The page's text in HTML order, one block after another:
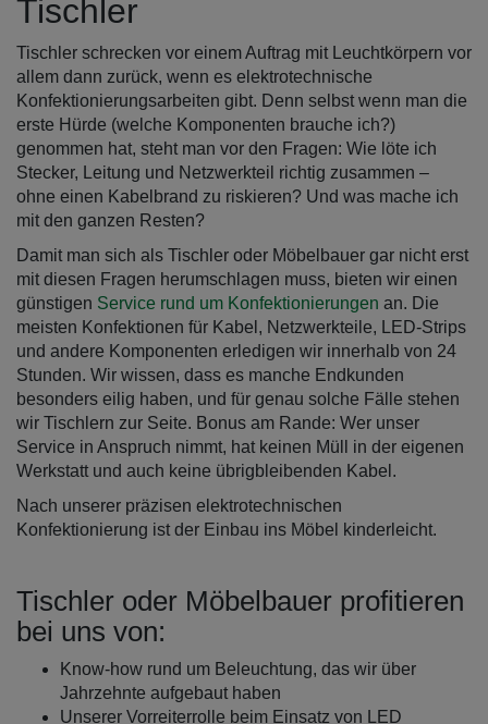
Tischler
Tischler schrecken vor einem Auftrag mit Leuchtkörpern vor
allem dann zurück, wenn es elektrotechnische
Konfektionierungsarbeiten gibt. Denn selbst wenn man die
erste Hürde (welche Komponenten brauche ich?)
genommen hat, steht man vor den Fragen: Wie löte ich
Stecker, Leitung und Netzwerkteil richtig zusammen –
ohne einen Kabelbrand zu riskieren? Und was mache ich
mit den ganzen Resten?
Damit man sich als Tischler oder Möbelbauer gar nicht erst
mit diesen Fragen herumschlagen muss, bieten wir einen
günstigen Service rund um Konfektionierungen an. Die
meisten Konfektionen für Kabel, Netzwerkteile, LED-Strips
und andere Komponenten erledigen wir innerhalb von 24
Stunden. Wir wissen, dass es manche Endkunden
besonders eilig haben, und für genau solche Fälle stehen
wir Tischlern zur Seite. Bonus am Rande: Wer unser
Service in Anspruch nimmt, hat keinen Müll in der eigenen
Werkstatt und auch keine übrigbleibenden Kabel.
Nach unserer präzisen elektrotechnischen
Konfektionierung ist der Einbau ins Möbel kinderleicht.
Tischler oder Möbelbauer profitieren
bei uns von:
Know-how rund um Beleuchtung, das wir über
Jahrzehnte aufgebaut haben
Unserer Vorreiterrolle beim Einsatz von LED